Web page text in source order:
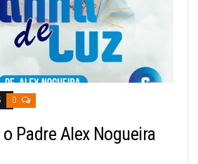
0
Padre Alex Nogueira